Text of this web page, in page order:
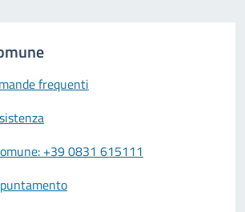
frequenti
+39 0831 615111